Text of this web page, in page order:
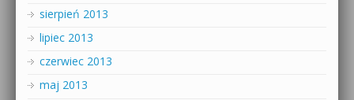
sierpień 2013
lipiec 2013
czerwiec 2013
maj 2013